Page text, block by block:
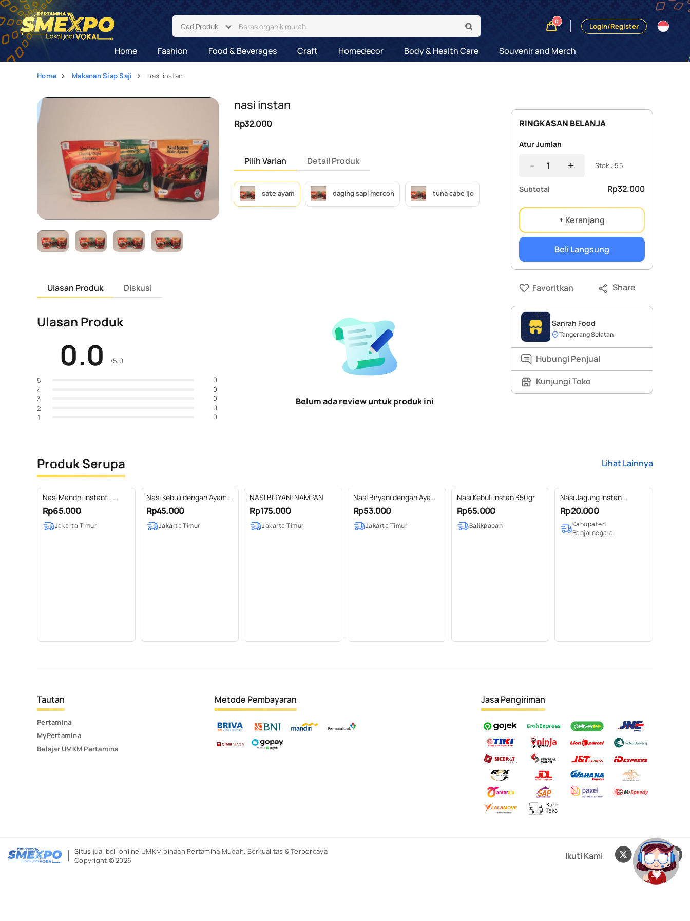
Cari Produk
0
Login/Register
Home Fashion Food & Beverages Craft Homedecor Body & Health Care Souvenir and Merch
Home Makanan Siap Saji nasi instan
nasi instan
Rp32.000
Pilih Varian Detail Produk
sate ayam daging sapi mercon tuna cabe ijo
Ulasan Produk Diskusi
Ulasan Produk
0.0 /5.0
5
0
4
0
3
0
2
0
1
0
Belum ada review untuk produk ini
RINGKASAN BELANJA
Atur Jumlah
- + Stok : 55
Subtotal Rp32.000
+ Keranjang
Beli Langsung
Favoritkan Share
Sanrah Food
Tangerang Selatan
Hubungi Penjual
Kunjungi Toko
Produk Serupa Lihat Lainnya
Nasi Mandhi Instant -
Home Cooking
Rp65.000
Jakarta Timur
Nasi Kebuli dengan Ayam
Rp45.000
Jakarta Timur
NASI BIRYANI NAMPAN
Rp175.000
Jakarta Timur
Nasi Biryani dengan Ayam
Roasted - matang
Rp53.000
Jakarta Timur
Nasi Kebuli Instan 350gr
Rp65.000
Balikpapan
Nasi Jagung Instan
Loyangku Cup
Rp20.000
Kabupaten
Banjarnegara
Tautan
Pertamina
MyPertamina
Belajar UMKM Pertamina
Metode Pembayaran Jasa Pengiriman
Situs jual beli online UMKM binaan Pertamina Mudah, Berkualitas & Terpercaya
Copyright © 2026
Ikuti Kami